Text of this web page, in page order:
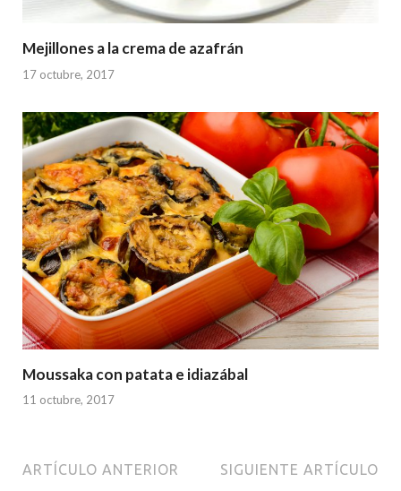
Mejillones a la crema de azafrán
17 octubre, 2017
Moussaka con patata e idiazábal
11 octubre, 2017
ARTÍCULO ANTERIOR SIGUIENTE ARTÍCULO